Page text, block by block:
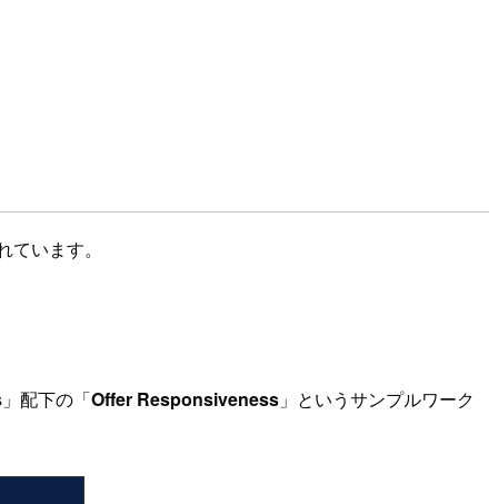
います。
配下の「Offer Responsiveness 」というサンプルワーク